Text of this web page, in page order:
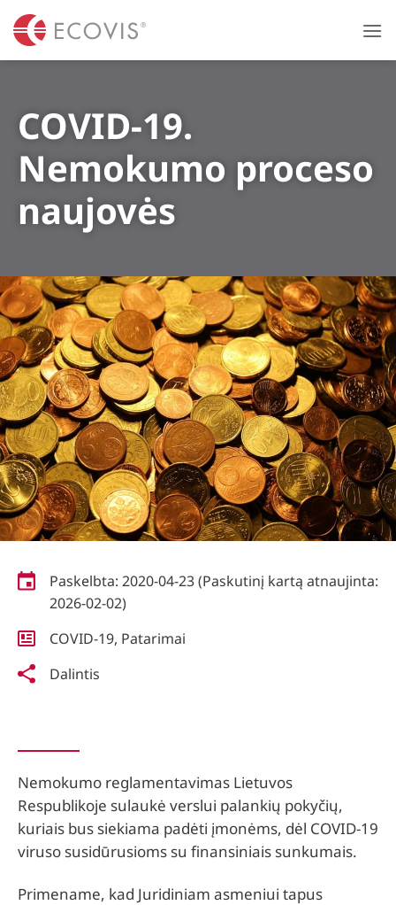
Skip
COVID-19.
Nemokumo proceso
naujovės
Paskelbta: 2020-04-23(Paskutinį kartą atnaujinta:
2026-02-02)
COVID-19, Patarimai
Dalintis
Nemokumo reglamentavimas Lietuvos
Respublikoje sulaukė verslui palankių pokyčių,
kuriais bus siekiama padėti įmonėms, dėl COVID-19
viruso susidūrusioms su finansiniais sunkumais.
Primename, kad Juridiniam asmeniui tapus